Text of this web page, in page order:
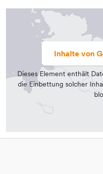
Inhalte von
Dieses Element enthält
die Einbettung solcher